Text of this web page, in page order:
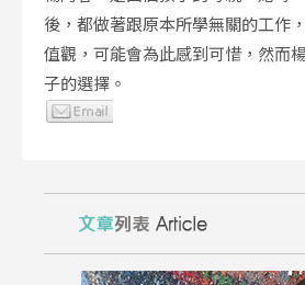
後，都做著跟原本所學無關的工作
值觀，可能會為此感到可惜，然而
子的選擇。